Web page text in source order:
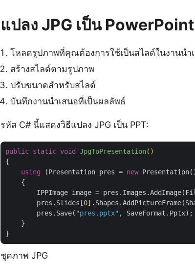
แปลง JPG เป็น
โหลดรูปภาพที่คุณต้องการใช้เป็นสไลด์ในงานนำ
สร้างสไลด์ตามรูปภาพ
ปรับขนาดสำหรับสไลด์
บันทึกงานนำเสนอที่เป็นผลลัพธ์
รหัส C# นี้แสดงวิธีแปลง JPG เป็น PPT:
public static void JpgToPresentation()
{
using (Presentation pres = new
    {
IPPImage image =
        pres.Slides[
0
        pres.Save(
"pres.pptx" , SaveFormat.Pptx);
    }
ชุดภาพ JPG